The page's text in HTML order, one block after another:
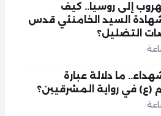
إلى روسيا.. كيف
السيد الخامنئي قدس
التضليل؟
ما دلالة عبارة
(ع) في رواية المشرقيين؟